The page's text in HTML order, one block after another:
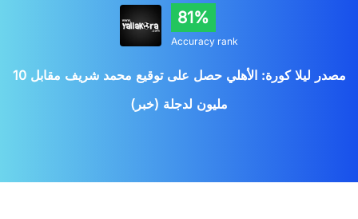
81%
Accuracy rank
مصدر ليلا كورة: الأهلي حصل على توقيع محمد شريف مقابل 10
مليون لدجلة (خبر)